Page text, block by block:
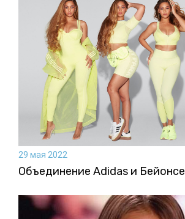
29 мая 2022
Объединение Adidas и Бейонсе